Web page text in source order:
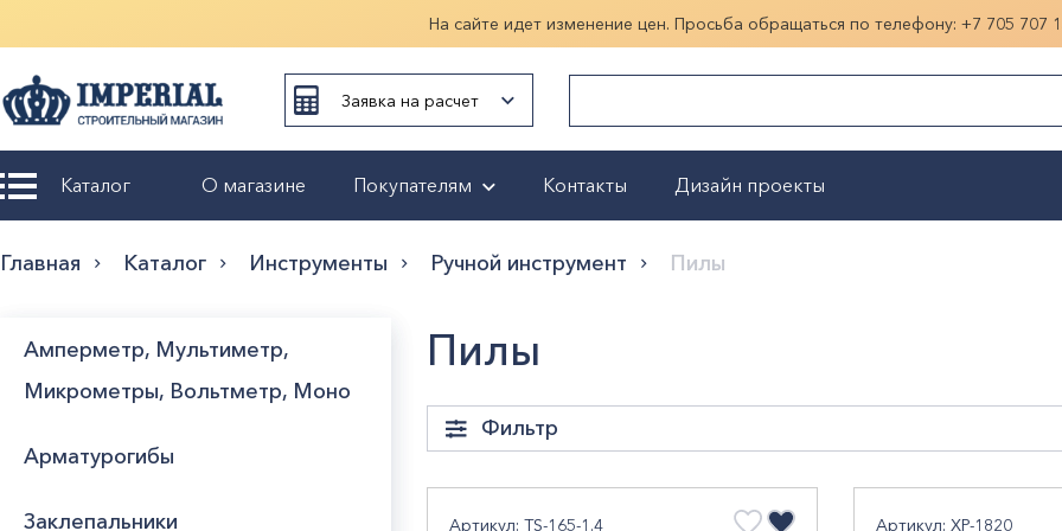
На сайте идет изменение цен. Просьба обращаться по телефону: +7 705 707
Заявка на расчет
Показать больше
Каталог О магазине Покупателям
Возврат и
обмен
Гарантия
доставка
Контакты Дизайн проекты
Главная Каталог Инструменты Ручной инструмент Пилы
Амперметр, Мультиметр,
Микрометры, Вольтметр, Моно
Арматурогибы
Заклепальники
Пилы
Фильтр
Длина, мм
Артикул: TS-165-1.4 Артикул: XP-1820